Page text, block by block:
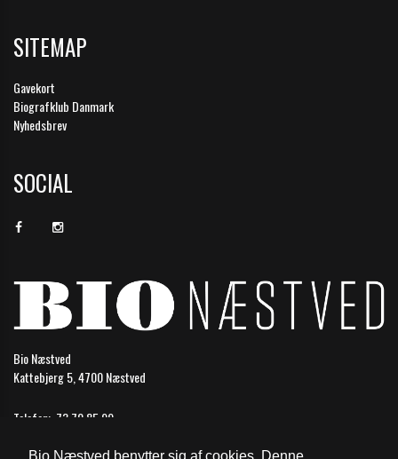
Bio Næstved benytter sig af cookies. Denne
SITEMAP
Gavekort
Biografklub Danmark
Nyhedsbrev
SOCIAL
Bio Næstved
Kattebjerg 5, 4700 Næstved
Telefon: 73 70 85 99